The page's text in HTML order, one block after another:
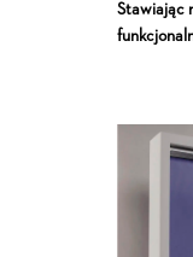
Stawiając